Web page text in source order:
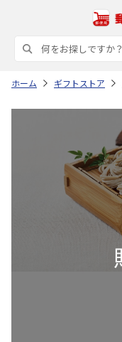
ホーム ギフトストア